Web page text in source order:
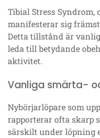
Tibial Stress
manifesterar sig
Detta tillstånd är
leda till betydande
aktivitet.
Vanliga smärta-
Nybörjarlöpare som
rapporterar ofta skarp
särskilt under löpning